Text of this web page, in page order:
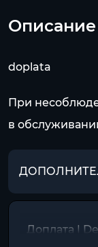
Описание
doplata
При
в
Доплата |